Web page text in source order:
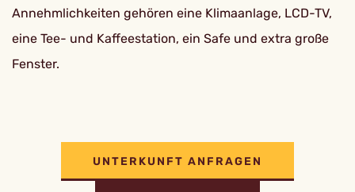
Annehmlichkeiten gehören eine Klimaanlage, LCD-TV,
eine Tee- und Kaffeestation, ein Safe und extra große
Fenster.
UNTERKUNFT ANFRAGEN